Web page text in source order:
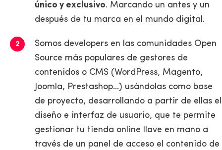
único y exclusivo. Marcando un antes y un
después de tu marca en el mundo digital.
Somos developers en las comunidades Open
Source más populares de gestores de
contenidos o CMS (WordPress, Magento,
Joomla, Prestashop...) usándolas como base
de proyecto, desarrollando a partir de ellas el
diseño e interfaz de usuario, que te permite
gestionar tu tienda online llave en mano a
través de un panel de acceso el contenido de